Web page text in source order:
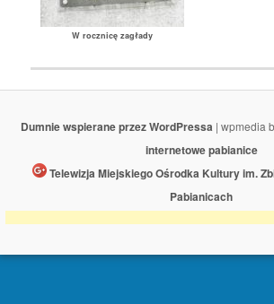
W rocznicę zagłady
Dumnie wspierane przez WordPressa | wpmedia
internetowe pabianice
Telewizja Miejskiego Ośrodka Kultury im.
Pabianicach